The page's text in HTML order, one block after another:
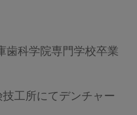
学院専門学校卒業
にてデンチャー